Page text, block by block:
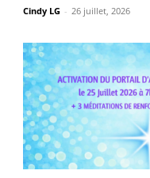
Cindy LG - 26 juillet, 2026